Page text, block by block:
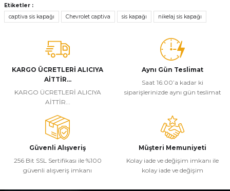
konularda yetersiz gördüğünüz noktaları öneri formunu kullanarak
tarafımıza iletebilirsiniz.
Görüş ve önerileriniz için teşekkür ederiz.
Ürün resmi kalitesiz, bozuk veya görüntülenemiyor.
Ürün açıklamasında eksik bilgiler bulunuyor.
Ürün bilgilerinde hatalar bulunuyor.
Ürün fiyatı diğer sitelerden daha pahalı.
Etiketler :
captiva sis kapağı
Chevrolet captiva sis kapağı nikelaj sis kapağı
KARGO ÜCRETLERİ ALICIYA
AİTTİR...
KARGO ÜCRETLERİ ALICIYA
AİTTİR...
Aynı Gün Teslimat
Saat 16:00’a kadar ki
siparişlerinizde aynı gün teslimat
Güvenli Alışveriş
256 Bit SSL Sertifikası ile %100
güvenli alışveriş imkanı
Müşteri Memuniyeti
Kolay iade ve değişim imkanı ile
kolay iade ve değişim